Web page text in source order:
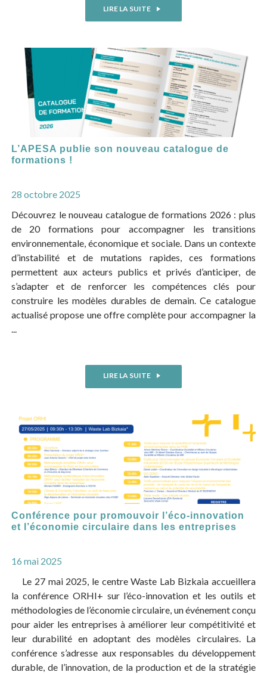
LIRE LA SUITE
L’APESA publie son nouveau catalogue de
formations !
28 octobre 2025
Découvrez le nouveau catalogue de formations 2026 : plus
de 20 formations pour accompagner les transitions
environnementale, économique et sociale. Dans un contexte
d’instabilité et de mutations rapides, ces formations
permettent aux acteurs publics et privés d’anticiper, de
s’adapter et de renforcer les compétences clés pour
construire les modèles durables de demain. Ce catalogue
actualisé propose une offre complète pour accompagner la
...
LIRE LA SUITE
Conférence pour promouvoir l’éco-innovation
et l’économie circulaire dans les entreprises
16 mai 2025
Le 27 mai 2025, le centre Waste Lab Bizkaia accueillera
la conférence ORHI+ sur l’éco-innovation et les outils et
méthodologies de l’économie circulaire, un événement conçu
pour aider les entreprises à améliorer leur compétitivité et
leur durabilité en adoptant des modèles circulaires. La
conférence s’adresse aux responsables du développement
durable, de l’innovation, de la production et de la stratégie